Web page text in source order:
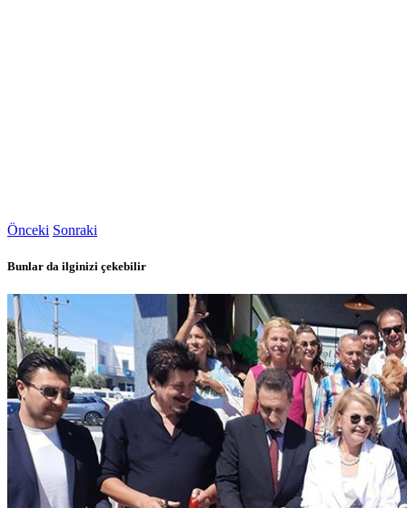
Önceki Sonraki
Bunlar da ilginizi çekebilir